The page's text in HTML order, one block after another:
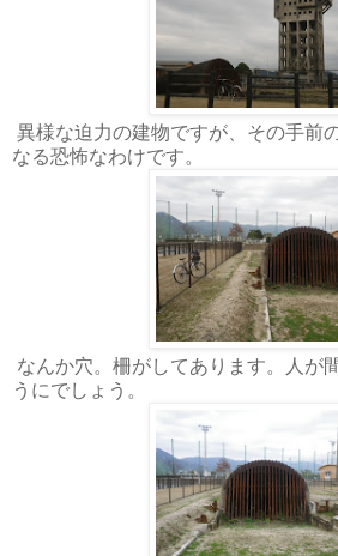
異様な迫力の建物ですが、その手前
なる恐怖なわけです。
なんか穴。柵がしてあります。人が
うにでしょう。